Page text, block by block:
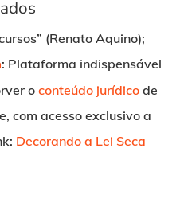
(Renato Aquino);
: Plataforma indispensável
o conteúdo jurídicode
com acesso exclusivo a
Decorando a Lei Seca